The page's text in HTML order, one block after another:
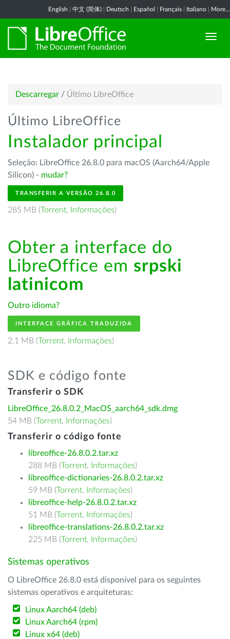
English 中文 (简体) Deutsch Español Français Italiano More...
Descarregar / Último LibreOffice
Último LibreOffice
Instalador principal
Seleção: LibreOffice 26.8.0 para macOS (Aarch64/Apple
Silicon) - mudar?
TRANSFERIR A VERSÃO 26.8.0
285 MB (Torrent, Informações)
Obter a interface do
LibreOffice em srpski
latinicom
Outro idioma?
INTERFACE GRÁFICA TRADUZIDA
2.1 MB (Torrent, Informações)
SDK e código fonte
Transferir o SDK
LibreOffice_26.8.0.2_MacOS_aarch64_sdk.dmg
54 MB (Torrent, Informações)
Transferir o código fonte
libreoffice-26.8.0.2.tar.xz
288 MB (Torrent, Informações)
libreoffice-dictionaries-26.8.0.2.tar.xz
59 MB (Torrent, Informações)
libreoffice-help-26.8.0.2.tar.xz
51 MB (Torrent, Informações)
libreoffice-translations-26.8.0.2.tar.xz
225 MB (Torrent, Informações)
Sistemas operativos
O LibreOffice 26.8.0 está disponível para os seguintes
sistemas operativos e arquiteturas:
Linux Aarch64 (deb)
Linux Aarch64 (rpm)
Linux x64 (deb)